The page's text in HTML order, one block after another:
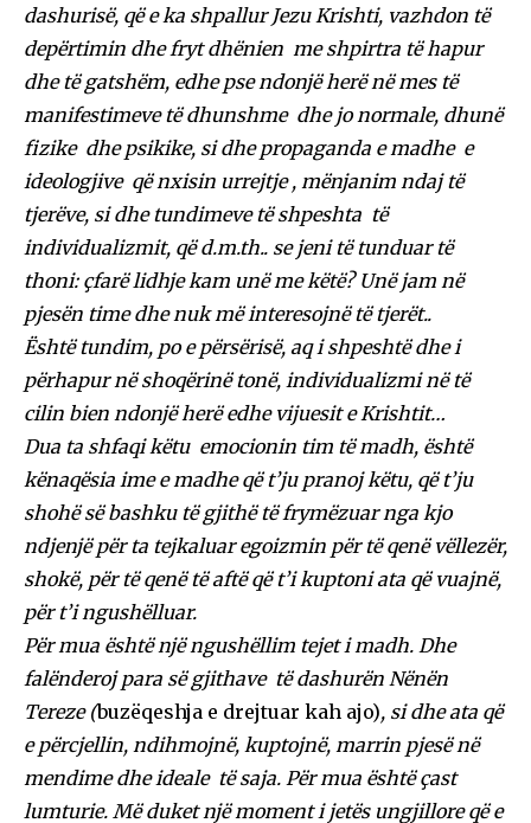
dashurisë, që e ka shpallur Jezu Krishti, vazhdon të
depërtimin dhe fryt dhënien me shpirtra të hapur
dhe të gatshëm, edhe pse ndonjë herë në mes të
manifestimeve të dhunshme dhe jo normale, dhunë
fizike dhe psikike, si dhe propaganda e madhe e
ideologjive që nxisin urrejtje , mënjanim ndaj të
tjerëve, si dhe tundimeve të shpeshta të
individualizmit, që d.m.th.. se jeni të tunduar të
thoni: çfarë lidhje kam unë me këtë? Unë jam në
pjesën time dhe nuk më interesojnë të tjerët..
Është tundim, po e përsërisë, aq i shpeshtë dhe i
përhapur në shoqërinë tonë, individualizmi në të
cilin bien ndonjë herë edhe vijuesit e Krishtit…
Dua ta shfaqi këtu emocionin tim të madh, është
kënaqësia ime e madhe që t’ju pranoj këtu, që t’ju
shohë së bashku të gjithë të frymëzuar nga kjo
ndjenjë për ta tejkaluar egoizmin për të qenë vëllezër,
shokë, për të qenë të aftë që t’i kuptoni ata që vuajnë,
për t’i ngushëlluar.
Për mua është një ngushëllim tejet i madh. Dhe
falënderoj para së gjithave të dashurën Nënën
Tereze (buzëqeshja e drejtuar kah ajo), si dhe ata që
e përcjellin, ndihmojnë, kuptojnë, marrin pjesë në
mendime dhe ideale të saja. Për mua është çast
lumturie. Më duket një moment i jetës ungjillore që e